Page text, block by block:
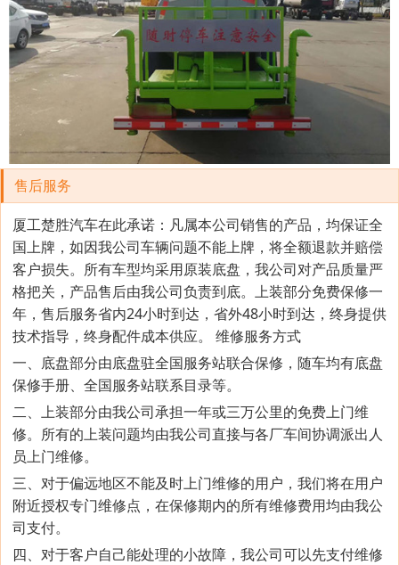
售后服务
厦工楚胜汽车在此承诺：凡属本公司销售的产品，均保证全
国上牌，如因我公司车辆问题不能上牌，将全额退款并赔偿
客户损失。所有车型均采用原装底盘，我公司对产品质量严
格把关，产品售后由我公司负责到底。上装部分免费保修一
年，售后服务省内24小时到达，省外48小时到达，终身提供
技术指导，终身配件成本供应。 维修服务方式
一、底盘部分由底盘驻全国服务站联合保修，随车均有底盘
保修手册、全国服务站联系目录等。
二、上装部分由我公司承担一年或三万公里的免费上门维
修。所有的上装问题均由我公司直接与各厂车间协调派出人
员上门维修。
三、对于偏远地区不能及时上门维修的用户，我们将在用户
附近授权专门维修点，在保修期内的所有维修费用均由我公
司支付。
四、对于客户自己能处理的小故障，我公司可以先支付维修